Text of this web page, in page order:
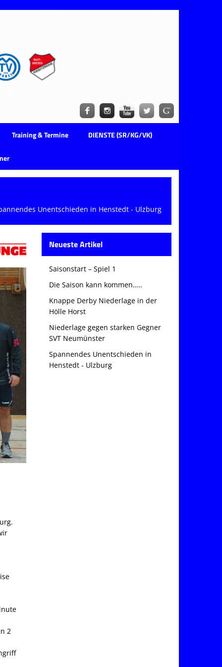
Training & Termine DIENSTE (SR/KG/VK)
Unentschieden in Henstedt - Ulzburg
2
Neueste Artikel
Saisonstart – Spiel 1
Die Saison kann kommen…..
Knappe Derby Niederlage in der
Hölle Horst
Niederlage gegen starken Gegner
SVT Neumünster
Spannendes Unentschieden in
Henstedt - Ulzburg